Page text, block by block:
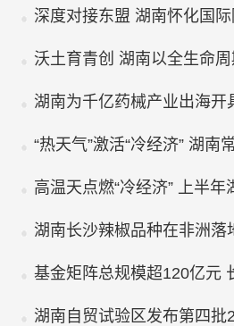
深度对接东盟 湖南怀化国
沃土育青创 湖南以全生命
湖南为千亿药械产业出海开
“热天气”激活“冷经济” 湖南
高温天点燃“冷经济” 上半
湖南长沙辣椒品种在非洲落
基金矩阵总规模超120亿元
湖南自贸试验区发布第四批